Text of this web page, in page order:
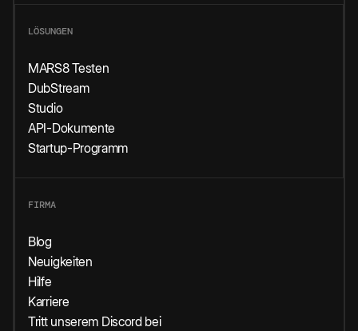
LÖSUNGEN
MARS8 Testen
DubStream
Studio
API-Dokumente
Startup-Programm
FIRMA
Blog
Neuigkeiten
Hilfe
Karriere
Tritt unserem Discord bei